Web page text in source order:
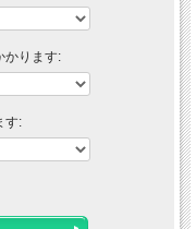
かります:
す: